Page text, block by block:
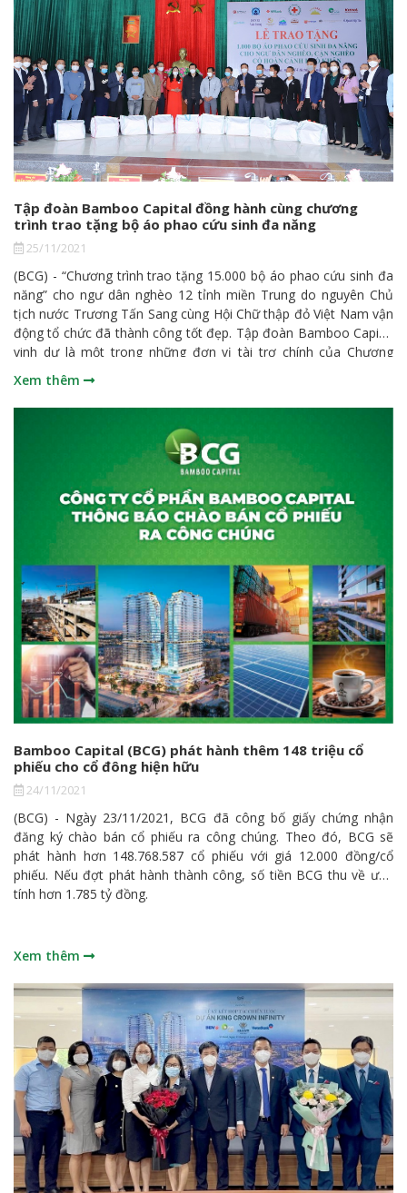
Tập đoàn Bamboo Capital đồng hành cùng chương
trình trao tặng bộ áo phao cứu sinh đa năng
25/11/2021
(BCG) - “Chương trình trao tặng 15.000 bộ áo phao cứu sinh đa
năng” cho ngư dân nghèo 12 tỉnh miền Trung do nguyên Chủ
tịch nước Trương Tấn Sang cùng Hội Chữ thập đỏ Việt Nam vận
động tổ chức đã thành công tốt đẹp. Tập đoàn Bamboo Capital
vinh dự là một trong những đơn vị tài trợ chính của Chương
Xem thêm
Bamboo Capital (BCG) phát hành thêm 148 triệu cổ
phiếu cho cổ đông hiện hữu
24/11/2021
(BCG) - Ngày 23/11/2021, BCG đã công bố giấy chứng nhận
đăng ký chào bán cổ phiếu ra công chúng. Theo đó, BCG sẽ
phát hành hơn 148.768.587 cổ phiếu với giá 12.000 đồng/cổ
phiếu. Nếu đợt phát hành thành công, số tiền BCG thu về ước
tính hơn 1.785 tỷ đồng.
Xem thêm